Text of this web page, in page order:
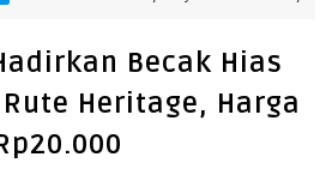
Becak Hias
Heritage, Harga